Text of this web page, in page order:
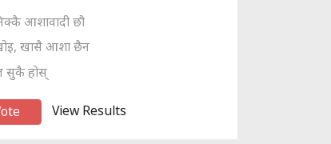
आशावादी छौ
खासै आशा छैन
सुकै होस्
View Results